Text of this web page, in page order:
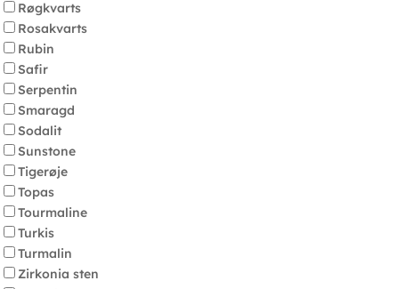
Røgkvarts
Rosakvarts
Rubin
Safir
Serpentin
Smaragd
Sodalit
Sunstone
Tigerøje
Topas
Tourmaline
Turkis
Turmalin
Zirkonia sten